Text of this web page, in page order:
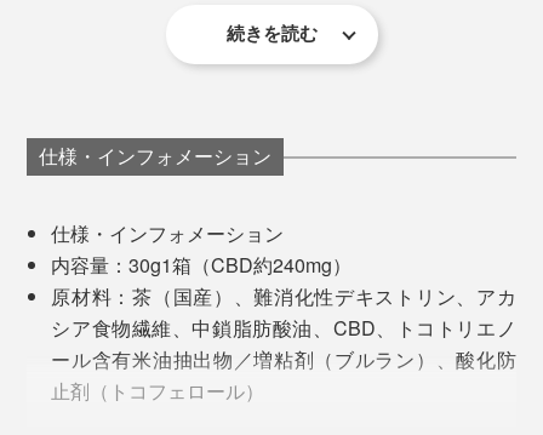
少しずつ、様子をみて量を増やすのがベター。車の運転
など集中力が必要な場合を避け、1日3杯くらいを上限に
寝つきは悪くないほうなので、そこはよく分からないの
続きを読む
仕様・インフォメーション
仕様・インフォメーション
内容量：30g1箱（CBD約240mg）
原材料：茶（国産）、難消化性デキストリン、アカ
シア食物繊維、中鎖脂肪酸油、CBD、トコトリエノ
ール含有米油抽出物／増粘剤（ブルラン）、酸化防
止剤（トコフェロール）